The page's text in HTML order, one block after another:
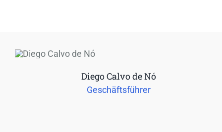
Diego Calvo de Nó
Geschäftsführer